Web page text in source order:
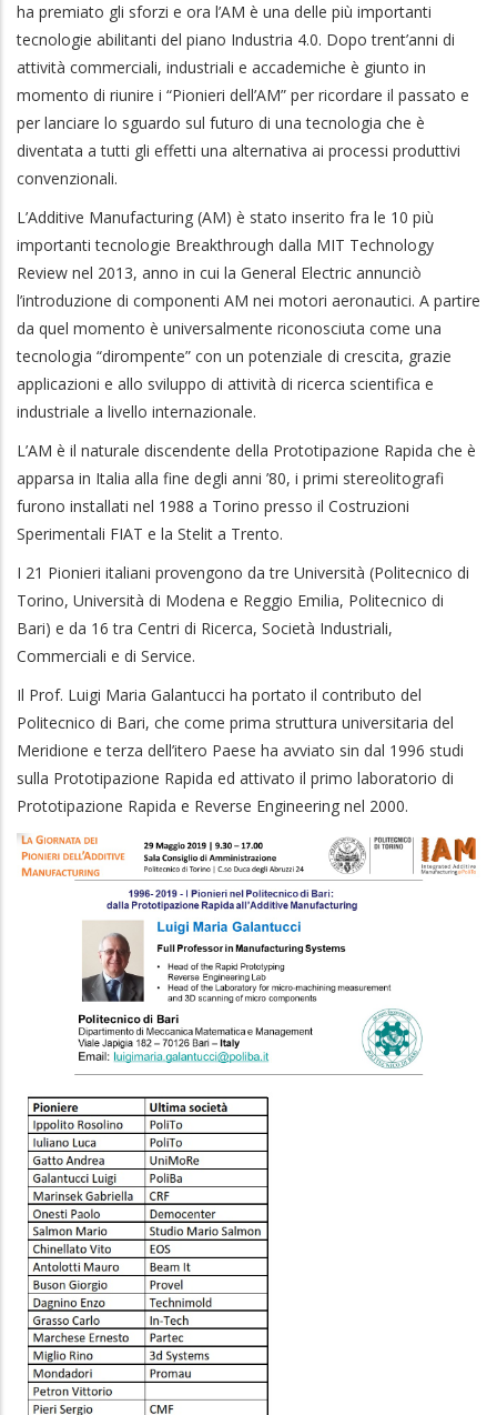
ha premiato gli sforzi e ora l’AM è una delle più importanti
tecnologie abilitanti del piano Industria 4.0. Dopo trent’anni di
attività commerciali, industriali e accademiche è giunto in
momento di riunire i “Pionieri dell’AM” per ricordare il passato e
per lanciare lo sguardo sul futuro di una tecnologia che è
diventata a tutti gli effetti una alternativa ai processi produttivi
convenzionali.
L’Additive Manufacturing (AM) è stato inserito fra le 10 più
importanti tecnologie Breakthrough dalla MIT Technology
Review nel 2013, anno in cui la General Electric annunciò
l’introduzione di componenti AM nei motori aeronautici. A partire
da quel momento è universalmente riconosciuta come una
tecnologia “dirompente” con un potenziale di crescita, grazie
applicazioni e allo sviluppo di attività di ricerca scientifica e
industriale a livello internazionale.
L’AM è il naturale discendente della Prototipazione Rapida che è
apparsa in Italia alla fine degli anni ’80, i primi stereolitografi
furono installati nel 1988 a Torino presso il Costruzioni
Sperimentali FIAT e la Stelit a Trento.
I 21 Pionieri italiani provengono da tre Università (Politecnico di
Torino, Università di Modena e Reggio Emilia, Politecnico di
Bari) e da 16 tra Centri di Ricerca, Società Industriali,
Commerciali e di Service.
Il Prof. Luigi Maria Galantucci ha portato il contributo del
Politecnico di Bari, che come prima struttura universitaria del
Meridione e terza dell’itero Paese ha avviato sin dal 1996 studi
sulla Prototipazione Rapida ed attivato il primo laboratorio di
Prototipazione Rapida e Reverse Engineering nel 2000.